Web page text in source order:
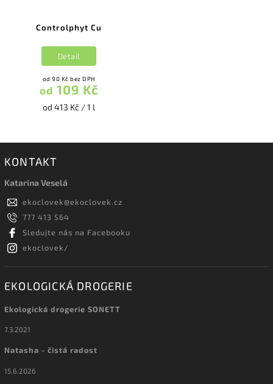
Controlphyt Cu
od 90 Kč bez DPH
od 109 Kč
od 413 Kč / 1 l
Detail
KONTAKT
Katarina Veselá
ekoclovek@ekoclovek.cz
777 413 564
Sledujte nás na Facebooku
ekoclovek/
EKOLOGICKÁ DROGERIE
Ekologická drogerie SONETT
7.3.2021
Natasha - čistá radost
15.6.2026